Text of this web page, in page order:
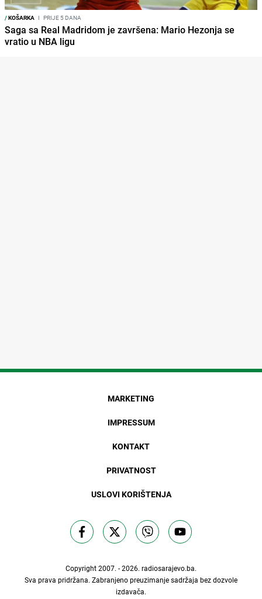
/KOŠARKA I PRIJE 5 DANA
Saga sa Real Madridom je završena: Mario Hezonja se
vratio u NBA ligu
MARKETING
IMPRESSUM
KONTAKT
PRIVATNOST
USLOVI KORIŠTENJA
Copyright 2007. - 2026. radiosarajevo.ba.
Sva prava pridržana. Zabranjeno preuzimanje sadržaja bez dozvole
izdavača.